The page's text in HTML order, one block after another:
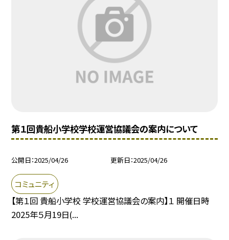
第１回貴船小学校学校運営協議会の案内について
公開日 2025/04/26 更新日 2025/04/26
コミュニティ
【第１回 貴船小学校 学校運営協議会の案内】１ 開催日時
2025年５月19日(...